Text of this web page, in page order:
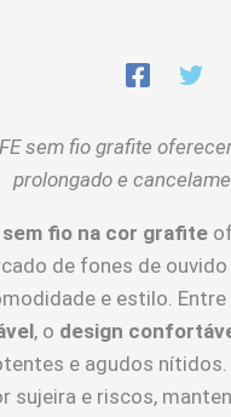
sem fio grafite
prolongado e
sem fio na cor grafite
de fones de
e estilo.
, o design
e agudos
sujeira e riscos,